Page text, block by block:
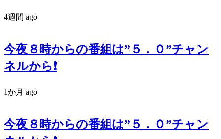
4週間 ago
今夜８時からの番組は”５．０”チャン
ネルから❗️
1か月 ago
今夜８時からの番組は”５．０”チャン